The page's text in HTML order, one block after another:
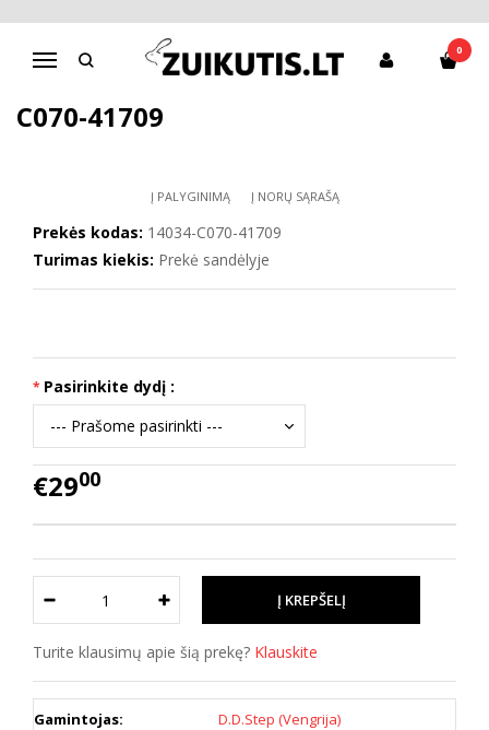
Navigacija
0
Pagrindinis CANVAS Barefoot canvas batai 20-25 d. C070-41709
BAREFOOT CANVAS BATAI 20-25 D.
C070-41709
Į PALYGINIMĄ Į NORŲ SĄRAŠĄ
Prekės kodas: 14034-C070-41709
Turimas kiekis: Prekė sandėlyje
Pasirinkite dydį :
€2900
Turite klausimų apie šią prekę? Klauskite
Gamintojas: D.D.Step (Vengrija)